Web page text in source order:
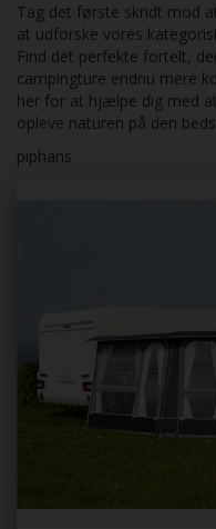
Tag det første skridt mod
at udforske vores
Find det perfekte fortelt,
campingture endnu mere
her for at hjælpe dig med
opleve naturen på den
piphans